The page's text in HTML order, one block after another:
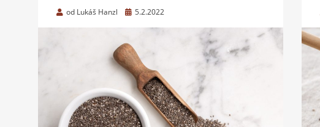
od Lukáš Hanzl
Zveřejněno
5.2.2022